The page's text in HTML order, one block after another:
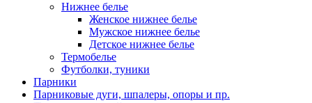
Нижнее белье
Женское нижнее белье
Мужское нижнее белье
Детское нижнее белье
Термобелье
Футболки, туники
Парники
Парниковые дуги, шпалеры, опоры и пр.